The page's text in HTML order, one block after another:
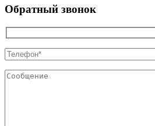
Обратный звонок